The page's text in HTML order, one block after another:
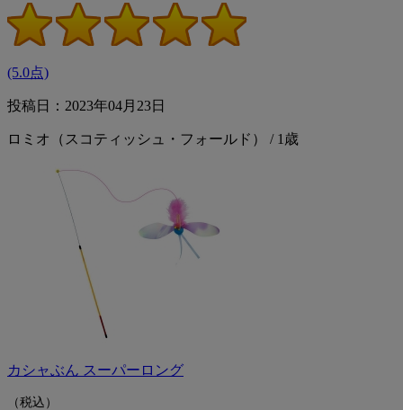
(5.0点)
投稿日：2023年04月23日
ロミオ（スコティッシュ・フォールド） / 1歳
カシャぶん スーパーロング
（税込）